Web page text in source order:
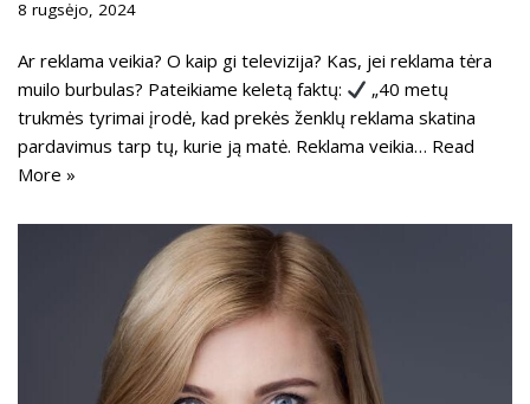
8 rugsėjo, 2024
Ar reklama veikia? O kaip gi televizija? Kas, jei reklama tėra
muilo burbulas? Pateikiame keletą faktų:
„40 metų
trukmės tyrimai įrodė, kad prekės ženklų reklama skatina
pardavimus tarp tų, kurie ją matė. Reklama veikia… Read
More »